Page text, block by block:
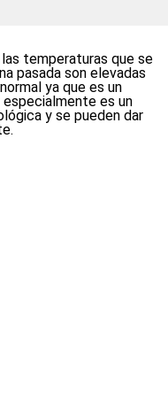
temperaturas que se
pasada son elevadas
ya que es un
es un
y se pueden dar